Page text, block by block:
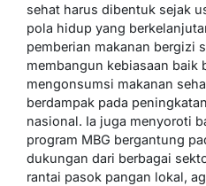
sehat harus dibentuk sejak
pola hidup yang
pemberian makanan bergizi
membangun kebiasaan baik
mengonsumsi makanan
berdampak pada
nasional. Ia juga menyoroti
program MBG bergantung
dukungan dari berbagai
rantai pasok pangan lokal,